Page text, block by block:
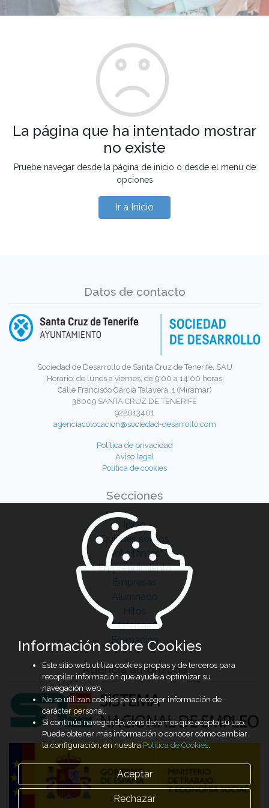
La página que ha intentado mostrar
no existe
Pruebe navegar desde la página de inicio o desde el menú de
opciones
Ir a Inicio
Datos de contacto
Sociedad de Desarrollo de Santa Cruz de Tenerife, SAU
Horario: de lunes a viernes, de 9:00 a 14:00 horas
Calle Francisco García Talavera, 1 (Miramar)
38009 SANTA CRUZ DE TENERIFE
922013401
agenciacolocacion@sociedad-desarrollo.com
Política de privacidad
Aviso legal
Política de cookies
Secciones
Inicio
Quiénes somos
Solicitantes
Emprendimiento
Empresas
Alumnado
Hitos
Ofertas
Formación
Agencia autorizada
Información sobre Cookies
Este sitio web utiliza cookies propias y de terceros para
recopilar información que ayude a optimizar su
navegación web.
No se utilizan cookies para recoger información de
carácter personal.
Si continúa navegando, consideramos que acepta su uso.
Puede obtener más información o conocer cómo cambiar
la configuración, en nuestraPolítica de Cookies.
Aceptar
Rechazar